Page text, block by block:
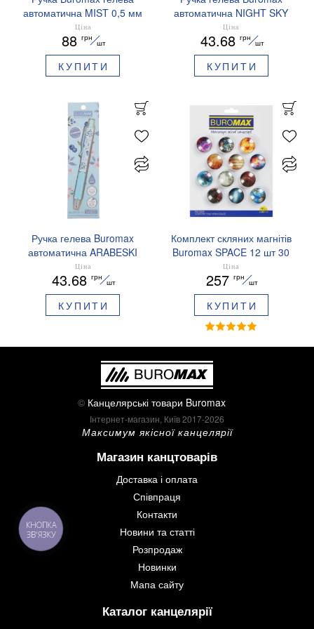
автоматична MIST 0,5 мм
сині чорнила BM.83103
Ціна
88 грн
шт
КУПИТИ
автоматична NIGHT SKY
ZODIAC 0.5 мм
ароматизований грип синє
чорнило BM.8379-01
Ціна
43.68 грн
шт
КУПИТИ
Ручка гелева Buromax
автоматична ARABESKI
0.5 мм ароматизований
грип синє чорнило в
блістері BM.8379-02
Ціна
43.68 грн
шт
КУПИТИ
Комплект скляних магнітів
Buromax SPACE 12 шт 30
мм BM.0048
Ціна
257 грн
шт
КУПИТИ
© Канцелярські товари Buromax
Інтернет-магазин, Київ 2017-2026
Максимум якісної канцелярії
Магазин канцтоварів
Доставка і оплата
Співпраця
Контакти
Новини та статті
Розпродаж
Новинки
Мапа сайту
Каталог канцелярії
КНОПКА
ЗВ'ЯЗКУ